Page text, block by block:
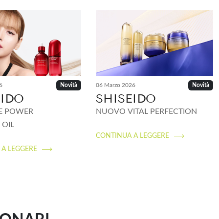
CHLOE', CHRISTIAN DIOR,
DSQUARED2, EDELSTEIN
GUCCI, ISSEY MIYAKE, JACADI, JOC
MESAUDA, MISSONI, MNP,
S, REPORTER, SAPONERIE
ZADIG&VOLTAIRE, ALYSSA
Novità
POWER
OIL
LEGGERE
06 Marzo 2026 Novità
SHISEIDO
NUOVO VITAL PERFECTION
CONTINUA A LEGGERE